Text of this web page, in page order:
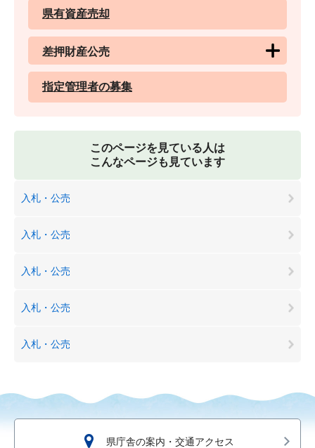
県有資産売却
差押財産公売
指定管理者の募集
このページを見ている人は
こんなページも見ています
入札・公売
入札・公売
入札・公売
入札・公売
入札・公売
県庁舎の案内・交通アクセス